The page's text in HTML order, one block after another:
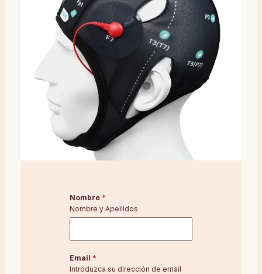
Nombre *
Nombre y Apellidos
Email *
Introduzca su dirección de email